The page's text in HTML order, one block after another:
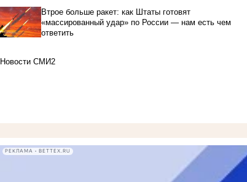
Втрое больше ракет: как Штаты готовят
«массированный удар» по России — нам есть чем
ответить
Новости СМИ2
РЕКЛАМА • BETTEX.RU